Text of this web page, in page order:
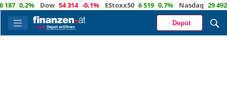
0,2% Dow 54 314 -0,1% EStoxx50 6 519 0,7% Nasdaq 29 492
Depot